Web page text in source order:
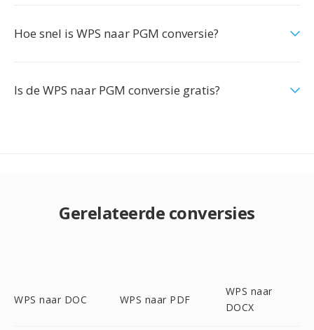
Hoe snel is WPS naar PGM conversie?
Is de WPS naar PGM conversie gratis?
Gerelateerde conversies
WPS naar DOC WPS naar PDF
WPS naar
DOCX